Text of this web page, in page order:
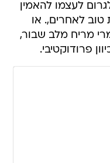
לעצמו להאמין
טוב לאחרים,. או
מריח מלב שבור,
פרודוקטיבי.